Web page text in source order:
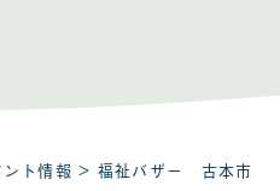
ト情報 > 福祉バザー 古本市